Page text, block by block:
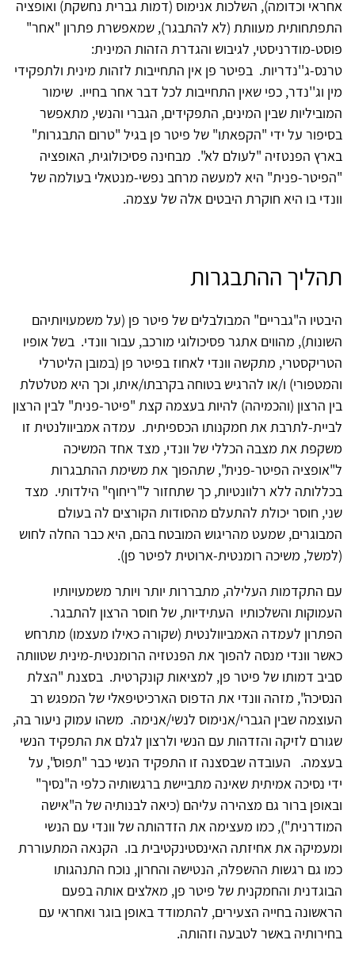
אחראי וכדומה), השלכות אנימוס (דמות גברית נחשקת) ואופציה
התפתחותית מעוותת (לא להתבגר), שמאפשרת פתרון "אחר"
פוסט-מודרניסטי, לגיבוש והגדרת הזהות המינית:
טרנס-ג''נדריות. בפיטר פן אין התחייבות לזהות מינית ולתפקידי
מין וג''נדר, כפי שאין התחייבות לכל דבר אחר בחייו. שימור
המוביליות שבין המינים, התפקידים, הגברי והנשי, מתאפשר
בסיפור על ידי "הקפאתו" של פיטר פן בגיל "טרום התבגרות"
בארץ הפנטזיה "לעולם לא". מבחינה פסיכולוגית, האופציה
"הפיטר-פנית" היא למעשה מרחב נפשי-מנטאלי בעולמה של
וונדי בו היא חוקרת היבטים אלה של עצמה.
תהליך ההתבגרות
היבטיו ה"גבריים" המבולבלים של פיטר פן (על משמעויותיהם
השונות), מהווים אתגר פסיכולוגי מורכב, עבור וונדי. בשל אופיו
הטריקסטרי, מתקשה וונדי לאחוז בפיטר פן (במובן הליטרלי
והמטפורי) ו/או להרגיש בטוחה בקרבתו/איתו, וכך היא מטלטלת
בין הרצון (והכמיהה) להיות בעצמה קצת "פיטר-פנית" לבין הרצון
לביית-לתרבת את חמקנותו הכספיתית. עמדה אמביוולנטית זו
משקפת את מצבה הכללי של וונדי, מצד אחד המשיכה
ל"אופציה הפיטר-פנית", שתהפוך את משימת ההתבגרות
בכללותה ללא רלוונטיות, כך שתחזור ל"ריחוף" הילדותי. מצד
שני, חוסר יכולת להתעלם מהסודות הקורצים לה בעולם
המבוגרים, שמעט מהריגוש המובטח בהם, היא כבר החלה לחוש
(למשל, משיכה רומנטית-ארוטית לפיטר פן).
עם התקדמות העלילה, מתבררות יותר ויותר משמעויותיו
העמוקות והשלכותיו העתידיות, של חוסר הרצון להתבגר.
הפתרון לעמדה האמביוולנטית (שקורה כאילו מעצמו) מתרחש
כאשר וונדי מנסה להפוך את הפנטזיה הרומנטית-מינית שטוותה
סביב דמותו של פיטר פן, למציאות קונקרטית. בסצנת "הצלת
הנסיכה", מזהה וונדי את הדפוס הארכיטיפאלי של המפגש רב
העוצמה שבין הגברי/אנימוס לנשי/אנימה. משהו עמוק ניעור בה,
שגורם לזיקה והזדהות עם הנשי ולרצון לגלם את התפקיד הנשי
בעצמה. העובדה שבסצנה זו התפקיד הנשי כבר "תפוס", על
ידי נסיכה אמיתית שאינה מתביישת ברגשותיה כלפי ה"נסיך"
ובאופן ברור גם מצהירה עליהם (כיאה לבנותיה של ה"אישה
המודרנית"), כמו מעצימה את הזדהותה של וונדי עם הנשי
ומעמיקה את אחיזתה האינסטינקטיבית בו. הקנאה המתעוררת
כמו גם רגשות ההשפלה, הנטישה והחרון, נוכח התנהגותו
הבוגדנית והחמקנית של פיטר פן, מאלצים אותה בפעם
הראשונה בחייה הצעירים, להתמודד באופן בוגר ואחראי עם
בחירותיה באשר לטבעה וזהותה.